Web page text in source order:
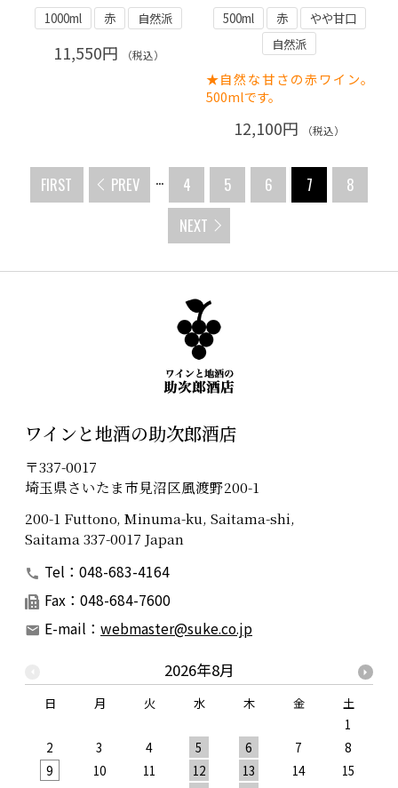
1000ml 赤 自然派
11,550円 （税込）
500ml 赤
やや甘口
自然派
★自然な甘さの赤ワイン。
500mlです。
12,100円 （税込）
FIRST PREV ... 4 5 6 7
8
NEXT
ワインと地酒の助次郎酒店
〒337-0017
埼玉県さいたま市見沼区風渡野200-1
200-1 Futtono, Minuma-ku, Saitama-shi,
Saitama 337-0017 Japan
Tel：048-683-4164
Fax：048-684-7600
E-mail： webmaster@suke.co.jp
2026年8月
日 月 火 水 木 金
土
1
2
3 4 5 6 7
8
9
10 11 12 13 14
15